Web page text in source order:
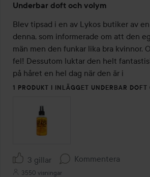
5
av
5
Underbar doft och volym
Blev tipsad i en av Lykos butiker av
denna, som informerade om att den
män men den funkar lika bra kvinnor.
fel! Dessutom luktar den helt
på håret en hel dag när den är i
1 PRODUKT I INLÄGGET UNDERBAR DOFT
3 gillar Kommentera
3550 visningar